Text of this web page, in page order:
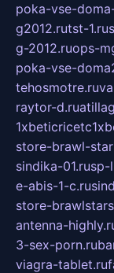
poka-vse-
g2012.rutst-1.ru
g-2012.ruops-
poka-vse-
tehosmotre.ru
raytor-d.ru
store-brawl-
sindika-01.rusp-
e-abis-1-c.ru
store-
antenna-
3-sex-porn.ru
viagra-tablet.ru